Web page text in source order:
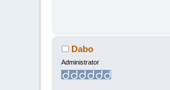
Dabo
Administrator